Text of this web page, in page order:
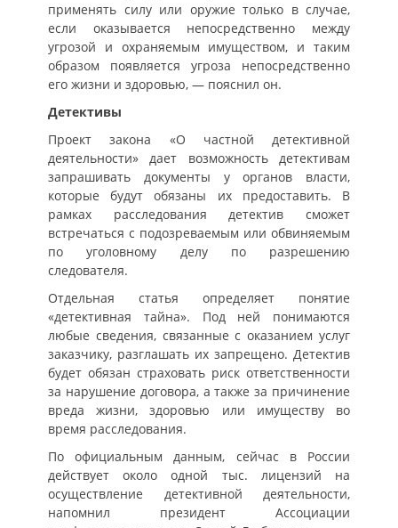
применять силу или оружие только в случае,
если оказывается непосредственно между
угрозой и охраняемым имуществом, и таким
образом появляется угроза непосредственно
его жизни и здоровью, — пояснил он.
Детективы
Проект закона «О частной детективной
деятельности» дает возможность детективам
запрашивать документы у органов власти,
которые будут обязаны их предоставить. В
рамках расследования детектив сможет
встречаться с подозреваемым или обвиняемым
по уголовному делу по разрешению
следователя.
Отдельная статья определяет понятие
«детективная тайна». Под ней понимаются
любые сведения, связанные с оказанием услуг
заказчику, разглашать их запрещено. Детектив
будет обязан страховать риск ответственности
за нарушение договора, а также за причинение
вреда жизни, здоровью или имуществу во
время расследования.
По официальным данным, сейчас в России
действует около одной тыс. лицензий на
осуществление детективной деятельности,
напомнил президент Ассоциации